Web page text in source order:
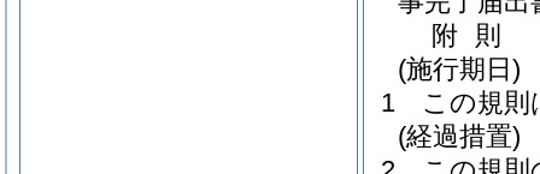
附 則
(施行期日)
1
この規則
(経過措置)